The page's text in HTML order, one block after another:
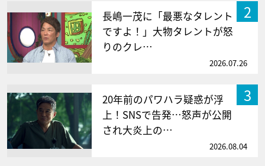
2
長嶋一茂に「最悪なタレント
ですよ！」大物タレントが怒
りのクレ…
2026.07.26
3
20年前のパワハラ疑惑が浮
上！SNSで告発…怒声が公開
され大炎上の…
2026.08.04